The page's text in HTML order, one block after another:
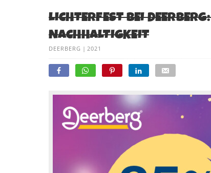
LICHTERFEST BEI
NACHHALTIGKEIT
DEERBERG | 2021